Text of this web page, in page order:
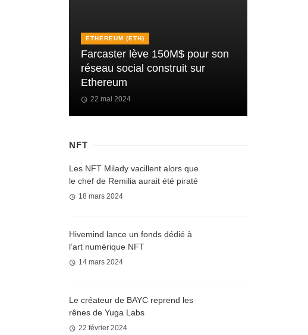
ETHEREUM (ETH)
Farcaster lève 150M$ pour son
réseau social construit sur
Ethereum
22 mai 2024
NFT
Les NFT Milady vacillent alors que
le chef de Remilia aurait été piraté
18 mars 2024
Hivemind lance un fonds dédié à
l’art numérique NFT
14 mars 2024
Le créateur de BAYC reprend les
rênes de Yuga Labs
22 février 2024